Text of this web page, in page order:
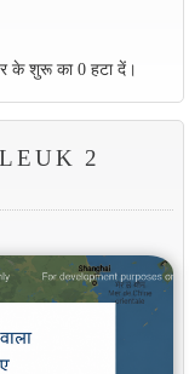
के शुरू का 0 हटा दें।
2